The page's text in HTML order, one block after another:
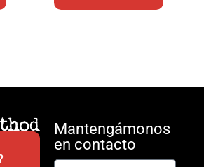
Mantengámonos
en contacto